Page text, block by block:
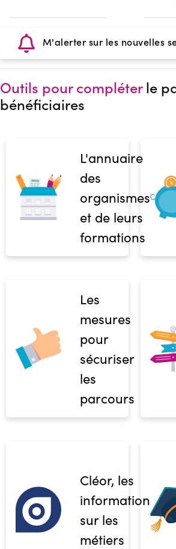
M'alerter sur les nouvelles
Outils pour compléterle
bénéficiaires
L'annuaire
des
organismes
et de leurs
formations
Les
mesures
pour
sécuriser
les
parcours
Cléor, les
informations
sur les
métiers